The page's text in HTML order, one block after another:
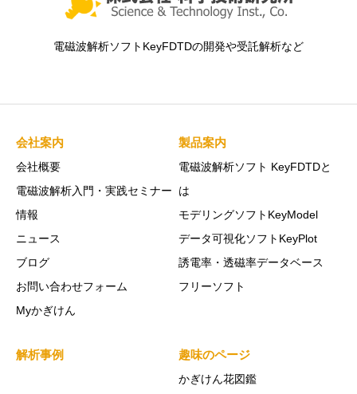
電磁波解析ソフトKeyFDTDの開発や受託解析など
会社案内
会社概要
電磁波解析入門・実践セミナー
情報
ニュース
ブログ
お問い合わせフォーム
Myかぎけん
製品案内
電磁波解析ソフト KeyFDTDと
は
モデリングソフトKeyModel
データ可視化ソフトKeyPlot
誘電率・透磁率データベース
フリーソフト
解析事例 趣味のページ
かぎけん花図鑑